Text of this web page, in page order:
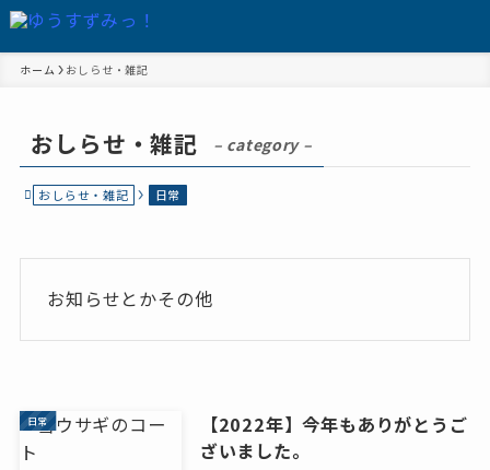
ホーム おしらせ・雑記
おしらせ・雑記 – category –
おしらせ・雑記 日常
お知らせとかその他
日常
【2022年】今年もありがとうご
ざいました。